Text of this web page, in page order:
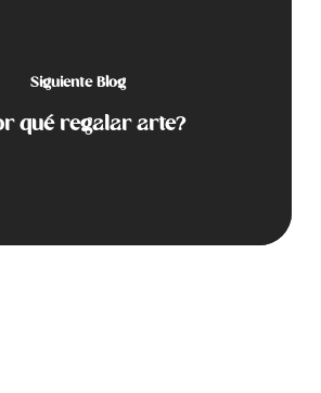
Siguiente Blog
qué regalar arte?